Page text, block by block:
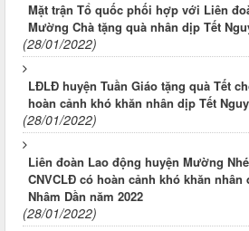
Mặt trận Tổ quốc phối hợp với Liên
Mường Chà tặng quà nhân dịp Tết
(28/01/2022)
LĐLĐ huyện Tuần Giáo tặng quà Tết
hoàn cảnh khó khăn nhân dịp Tết
(28/01/2022)
Liên đoàn Lao động huyện Mường
CNVCLĐ có hoàn cảnh khó khăn nhân
Nhâm Dần năm 2022
(28/01/2022)